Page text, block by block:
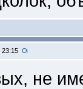
23:15
не